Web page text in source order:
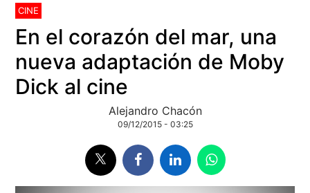
CINE
En el corazón del mar, una
nueva adaptación de Moby
Dick al cine
Alejandro Chacón
09/12/2015 - 03:25